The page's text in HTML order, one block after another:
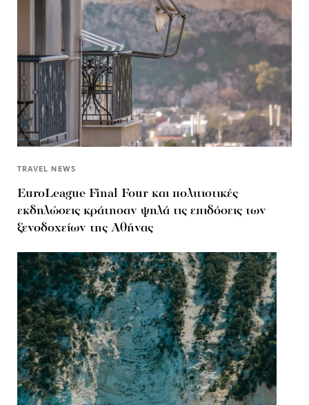
TRAVEL NEWS
EuroLeague Final Four και πολιτιστικές
εκδηλώσεις κράτησαν ψηλά τις επιδόσεις των
ξενοδοχείων της Αθήνας